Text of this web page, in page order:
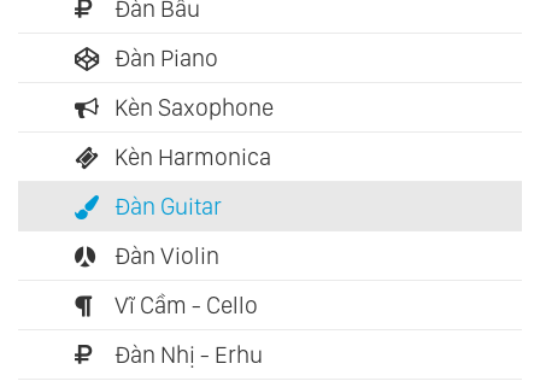
Đàn Bầu
Đàn Piano
Kèn Saxophone
Kèn Harmonica
Đàn Guitar
Đàn Violin
Vĩ Cầm - Cello
Đàn Nhị - Erhu